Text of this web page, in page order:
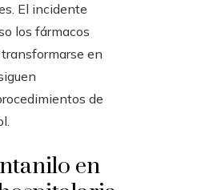
El incidente
los fármacos
en
de
en